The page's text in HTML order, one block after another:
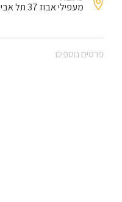
מעפילי אבוז 37 תל אביב, 67437
פרטים נוספים